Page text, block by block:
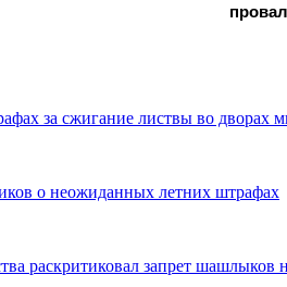
за сжигание листвы во дворах
о неожиданных летних штрафах
раскритиковал запрет шашлыков